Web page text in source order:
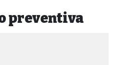
preventiva